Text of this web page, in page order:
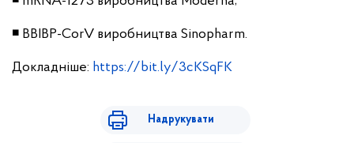
◾ BBIBP-CorV виробництва Sinopharm.
Докладніше: https://bit.ly/3cKSqFK
Надрукувати